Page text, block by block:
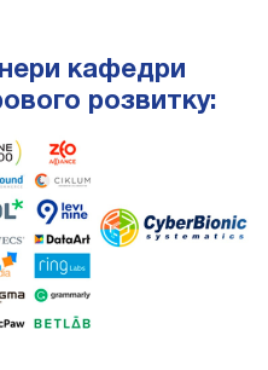
кафедри
розвитку: